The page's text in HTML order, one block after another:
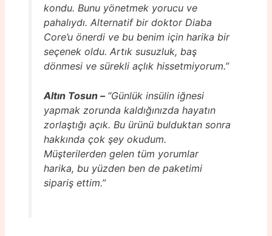
kondu. Bunu yönetmek yorucu ve
pahalıydı. Alternatif bir doktor Diaba
Core’u önerdi ve bu benim için harika bir
seçenek oldu. Artık susuzluk, baş
dönmesi ve sürekli açlık hissetmiyorum.”
Altın Tosun – “Günlük insülin iğnesi
yapmak zorunda kaldığınızda hayatın
zorlaştığı açık. Bu ürünü bulduktan sonra
hakkında çok şey okudum.
Müşterilerden gelen tüm yorumlar
harika, bu yüzden ben de paketimi
sipariş ettim.”